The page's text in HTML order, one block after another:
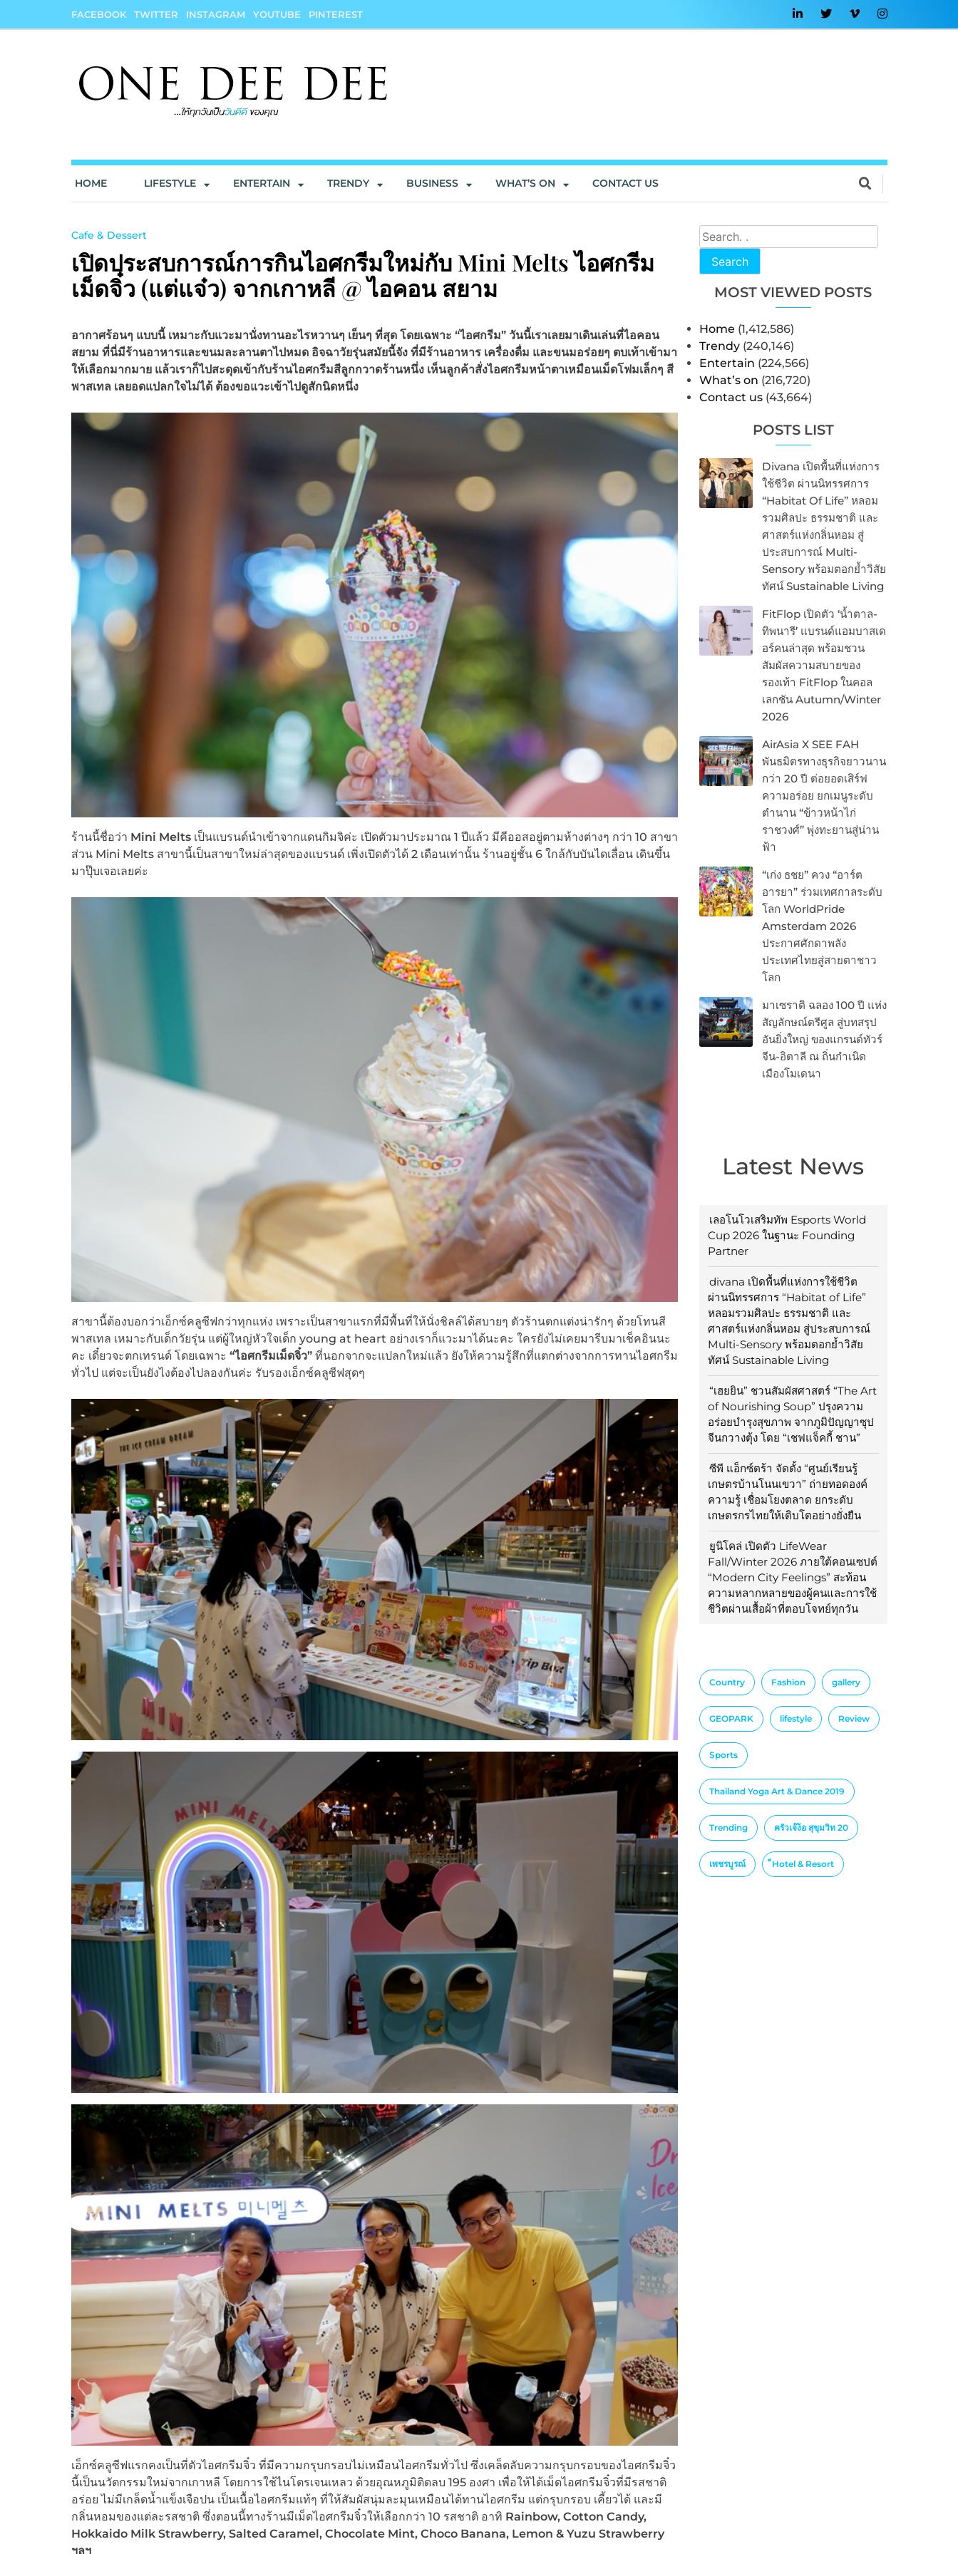
FACEBOOK TWITTER INSTAGRAM YOUTUBE PINTEREST
HOME LIFESTYLE ENTERTAIN TRENDY BUSINESS WHAT’S ON CONTACT US
Search
MOST VIEWED POSTS
Home (1,412,586)
Trendy (240,146)
Entertain (224,566)
What’s on (216,720)
Contact us (43,664)
POSTS LIST
Divana เปิดพื้นที่แห่งการ
ใช้ชีวิต ผ่านนิทรรศการ
“Habitat Of Life” หลอม
รวมศิลปะ ธรรมชาติ และ
ศาสตร์แห่งกลิ่นหอม สู่
ประสบการณ์ Multi-
Sensory พร้อมตอกย้ำวิสัย
ทัศน์ Sustainable Living
FitFlop เปิดตัว ‘น้ำตาล-
ทิพนารี’ แบรนด์แอมบาสเด
อร์คนล่าสุด พร้อมชวน
สัมผัสความสบายของ
รองเท้า FitFlop ในคอล
เลกชัน Autumn/Winter
2026
AirAsia X SEE FAH
พันธมิตรทางธุรกิจยาวนาน
กว่า 20 ปี ต่อยอดเสิร์ฟ
ความอร่อย ยกเมนูระดับ
ตำนาน “ข้าวหน้าไก่
ราชวงศ์” พุ่งทะยานสู่น่าน
ฟ้า
“เก่ง ธชย” ควง “อาร์ต
อารยา” ร่วมเทศกาลระดับ
โลก WorldPride
Amsterdam 2026
ประกาศศักดาพลัง
ประเทศไทยสู่สายตาชาว
โลก
มาเซราติ ฉลอง 100 ปี แห่ง
สัญลักษณ์ตรีศูล สู่บทสรุป
อันยิ่งใหญ่ ของแกรนด์ทัวร์
จีน-อิตาลี ณ ถิ่นกำเนิด
เมืองโมเดนา
Latest News
เลอโนโวเสริมทัพ Esports World
Cup 2026 ในฐานะ Founding
Partner
divana เปิดพื้นที่แห่งการใช้ชีวิต
ผ่านนิทรรศการ “Habitat of Life”
หลอมรวมศิลปะ ธรรมชาติ และ
ศาสตร์แห่งกลิ่นหอม สู่ประสบการณ์
Multi-Sensory พร้อมตอกย้ำวิสัย
ทัศน์ Sustainable Living
“เฮยยิน” ชวนสัมผัสศาสตร์ “The Art
of Nourishing Soup” ปรุงความ
อร่อยบำรุงสุขภาพ จากภูมิปัญญาซุป
จีนกวางตุ้ง โดย “เชฟแจ็คกี้ ชาน”
ซีพี แอ็กซ์ตร้า จัดตั้ง “ศูนย์เรียนรู้
เกษตรบ้านโนนเขวา” ถ่ายทอดองค์
ความรู้ เชื่อมโยงตลาด ยกระดับ
เกษตรกรไทยให้เติบโตอย่างยั่งยืน
ยูนิโคล่ เปิดตัว LifeWear
Fall/Winter 2026 ภายใต้คอนเซปต์
“Modern City Feelings” สะท้อน
ความหลากหลายของผู้คนและการใช้
ชีวิตผ่านเสื้อผ้าที่ตอบโจทย์ทุกวัน
Country Fashion gallery
GEOPARK lifestyle Review
Sports
Thailand Yoga Art & Dance 2019
Trending ครัวเจ๊ง้อ สุขุมวิท 20
เพชรบูรณ์ ็Hotel & Resort
Cafe & Dessert
เปิดประสบการณ์การกินไอศกรีมใหม่กับ Mini Melts ไอศกรีม
เม็ดจิ๋ว (แต่แจ๋ว) จากเกาหลี @ ไอคอน สยาม
อากาศร้อนๆ แบบนี้ เหมาะกับแวะมานั่งทานอะไรหวานๆ เย็นๆ ที่สุด โดยเฉพาะ “ไอศกรีม” วันนี้เราเลยมาเดินเล่นที่ไอคอน
สยาม ที่นี่มีร้านอาหารและขนมละลานตาไปหมด อิจฉาวัยรุ่นสมัยนี้จัง ที่มีร้านอาหาร เครื่องดื่ม และขนมอร่อยๆ ตบเท้าเข้ามา
ให้เลือกมากมาย แล้วเราก็ไปสะดุดเข้ากับร้านไอศกรีมสีลูกกวาดร้านหนึ่ง เห็นลูกค้าสั่งไอศกรีมหน้าตาเหมือนเม็ดโฟมเล็กๆ สี
พาสเทล เลยอดแปลกใจไม่ได้ ต้องขอแวะเข้าไปดูสักนิดหนึ่ง
ร้านนี้ชื่อว่า Mini Melts เป็นแบรนด์นำเข้าจากแดนกิมจิค่ะ เปิดตัวมาประมาณ 1 ปีแล้ว มีคีออสอยู่ตามห้างต่างๆ กว่า 10 สาขา
ส่วน Mini Melts สาขานี้เป็นสาขาใหม่ล่าสุดของแบรนด์ เพิ่งเปิดตัวได้ 2 เดือนเท่านั้น ร้านอยู่ชั้น 6 ใกล้กับบันไดเลื่อน เดินขึ้น
มาปุ๊บเจอเลยค่ะ
สาขานี้ต้องบอกว่าเอ็กซ์คลูซีฟกว่าทุกแห่ง เพราะเป็นสาขาแรกที่มีพื้นที่ให้นั่งชิลล์ได้สบายๆ ตัวร้านตกแต่งน่ารักๆ ด้วยโทนสี
พาสเทล เหมาะกับเด็กวัยรุ่น แต่ผู้ใหญ่หัวใจเด็ก young at heart อย่างเราก็แวะมาได้นะคะ ใครยังไม่เคยมารีบมาเช็คอินนะ
คะ เดี๋ยวจะตกเทรนด์ โดยเฉพาะ “ไอศกรีมเม็ดจิ๋ว”ที่นอกจากจะแปลกใหม่แล้ว ยังให้ความรู้สึกที่แตกต่างจากการทานไอศกรีม
ทั่วไป แต่จะเป็นยังไงต้องไปลองกันค่ะ รับรองเอ็กซ์คลูซีฟสุดๆ
เอ็กซ์คลูซีฟแรกคงเป็นที่ตัวไอศกรีมจิ๋ว ที่มีความกรุบกรอบไม่เหมือนไอศกรีมทั่วไป ซึ่งเคล็ดลับความกรุบกรอบของไอศกรีมจิ๋ว
นี้เป็นนวัตกรรมใหม่จากเกาหลี โดยการใช้ไนโตรเจนเหลว ด้วยอุณหภูมิติดลบ 195 องศา เพื่อให้ได้เม็ดไอศกรีมจิ๋วที่มีรสชาติ
อร่อย ไม่มีเกล็ดน้ำแข็งเจือปน เป็นเนื้อไอศกรีมแท้ๆ ที่ให้สัมผัสนุ่มละมุนเหมือนได้ทานไอศกรีม แต่กรุบกรอบ เคี้ยวได้ และมี
กลิ่นหอมของแต่ละรสชาติ ซึ่งตอนนี้ทางร้านมีเม็ดไอศกรีมจิ๋วให้เลือกกว่า 10 รสชาติ อาทิ Rainbow, Cotton Candy,
Hokkaido Milk Strawberry, Salted Caramel, Chocolate Mint, Choco Banana, Lemon & Yuzu Strawberry
ฯลฯ